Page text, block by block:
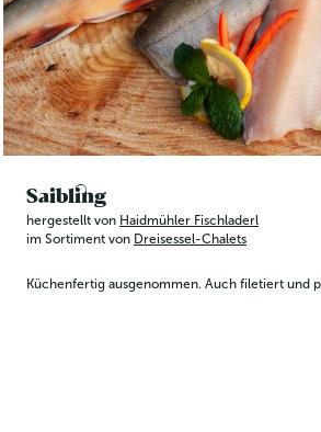
Saibling
hergestellt von Haidmühler Fischladerl
im Sortiment von Dreisessel-Chalets
Küchenfertig ausgenommen. Auch filetiert und